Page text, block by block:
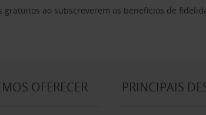
ao subscreverem os benefícios de
OFERECER PRINCIPAIS